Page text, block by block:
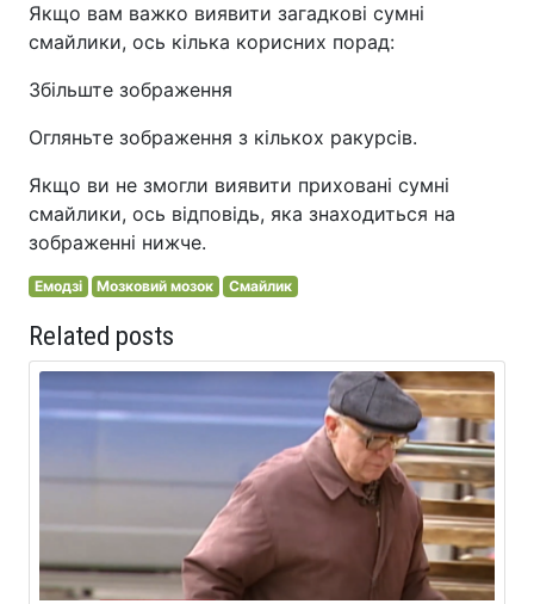
Якщо вам важко виявити загадкові сумні
смайлики, ось кілька корисних порад:
Збільште зображення
Огляньте зображення з кількох ракурсів.
Якщо ви не змогли виявити приховані сумні
смайлики, ось відповідь, яка знаходиться на
зображенні нижче.
Емодзі Мозковий мозок Смайлик
Related posts